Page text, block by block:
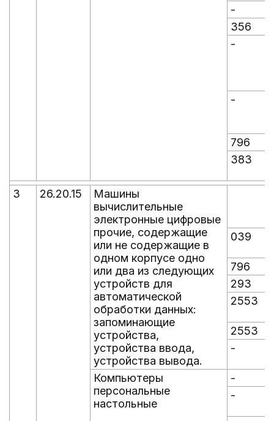
-
356
-
-
796
383
3 26.20.15
Машины
вычислительные
электронные цифровые
прочие, содержащие
или не содержащие в
одном корпусе одно
или два из следующих
устройств для
автоматической
обработки данных:
запоминающие
устройства,
устройства ввода,
устройства вывода.
039
796
293
2553
2553
-
Компьютеры
персональные
настольные
-
-